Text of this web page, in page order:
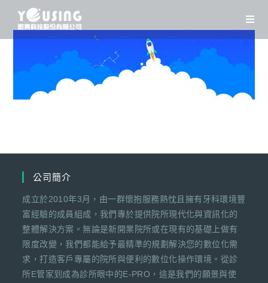
公司簡介
成立於2010年3月，由一群懷抱服務熱忱且擁有牙科環境豐
富經驗的成員組成，我們專於提供院所現代化與資訊化的
整體解決方案。無論是新開業院所或在現有的基礎上做有
限度改變，我們都能給予最精準的規劃解決您的數位化需
求，打造客戶專屬的院所與便利的數位化操作環境。從診
所E管家到成為診所眼中的E-PRO，這是我們的願景與使